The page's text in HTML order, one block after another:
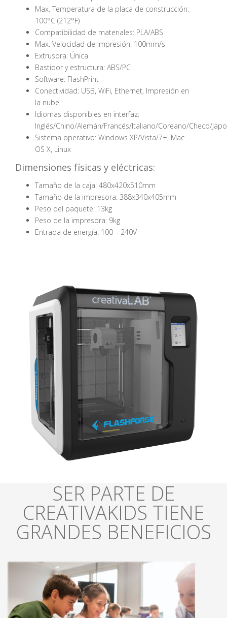
Max. Temperatura de la placa de construcción:
100°C (212°F)
Compatibilidad de materiales: PLA/ABS
Max. Velocidad de impresión: 100mm/s
Extrusora: Única
Bastidor y estructura: ABS/PC
Software: FlashPrint
Conectividad: USB, WiFi, Ethernet, Impresión en
la nube
Idiomas disponibles en interfaz:
Inglés/Chino/Alemán/Francés/Italiano/Coreano/Checo/
Sistema operativo: Windows XP/Vista/7+, Mac
OS X, Linux
Dimensiones físicas y eléctricas:
Tamaño de la caja: 480x420x510mm
Tamaño de la impresora: 388x340x405mm
Peso del paquete: 13kg
Peso de la impresora: 9kg
Entrada de energía: 100 – 240V
SER PARTE DE
CREATIVAKIDS TIENE
GRANDES BENEFICIOS